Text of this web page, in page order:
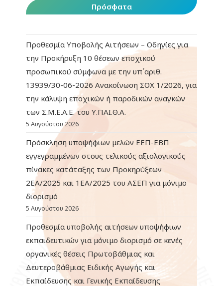
Πρόσφατα
Προθεσμία Υποβολής Αιτήσεων – Οδηγίες για
την Προκήρυξη 10 θέσεων εποχικού
προσωπικού σύμφωνα με την υπ΄αριθ.
13939/30-06-2026 Ανακοίνωση ΣΟΧ 1/2026, για
την κάλυψη εποχικών ή παροδικών αναγκών
των Σ.Μ.Ε.Α.Ε. του Υ.ΠΑΙ.Θ.Α.
5 Αυγούστου 2026
Πρόσκληση υποψήφιων μελών ΕΕΠ-ΕΒΠ
εγγεγραμμένων στους τελικούς αξιολογικούς
πίνακες κατάταξης των Προκηρύξεων
2ΕΑ/2025 και 1ΕΑ/2025 του ΑΣΕΠ για μόνιμο
διορισμό
5 Αυγούστου 2026
Προθεσμία υποβολής αιτήσεων υποψήφιων
εκπαιδευτικών για μόνιμο διορισμό σε κενές
οργανικές θέσεις Πρωτοβάθμιας και
Δευτεροβάθμιας Ειδικής Αγωγής και
Εκπαίδευσης και Γενικής Εκπαίδευσης